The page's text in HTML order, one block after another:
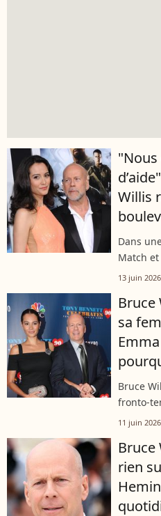
Willis
l'acteur
Dans
Match
Emma
Bruce
13 juin 2026
Bruce
sa
Bruce
fronto-
2023.
ce jeudi
11 juin 2026
Bruce
rien